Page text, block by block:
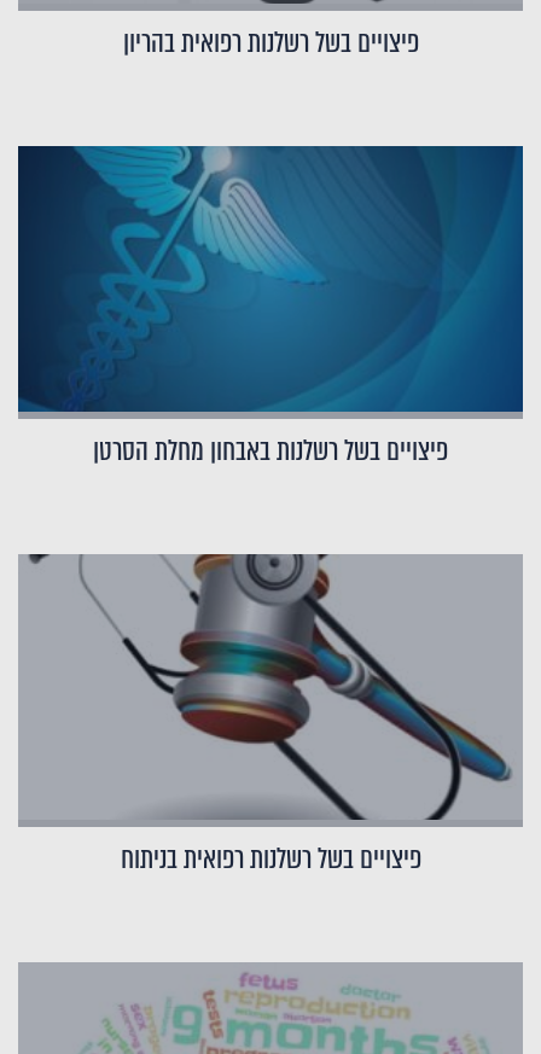
פיצויים בשל רשלנות רפואית בהריון
פיצויים בשל רשלנות באבחון מחלת הסרטן
פיצויים בשל רשלנות רפואית בניתוח